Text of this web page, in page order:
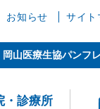
お知らせ サイト
岡山医療生協パンフ
・診療所